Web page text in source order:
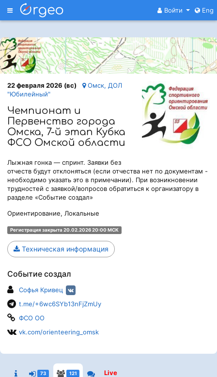
Меню Войти Eng
22 февраля 2026 (вс)
Омск, ДОЛ
"Юбилейный"
Чемпионат и
Первенство города
Омска, 7-й этап Кубка
ФСО Омской области
Лыжная гонка — спринт. Заявки без
отчеств будут отклоняться (если отчества нет по документам -
необходимо указать это в примечании). При возникновении
трудностей с заявкой/вопросов обратиться к организатору в
разделе «Событие создал»
Ориентирование, Локальные
Регистрация закрыта 20.02.2026 20:00 МСК
Техническая информация
Событие создал
Софья Кривец
t.me/+6wc6SYb13nFjZmUy
ФСО ОО
vk.com/orienteering_omsk
73 121 Live